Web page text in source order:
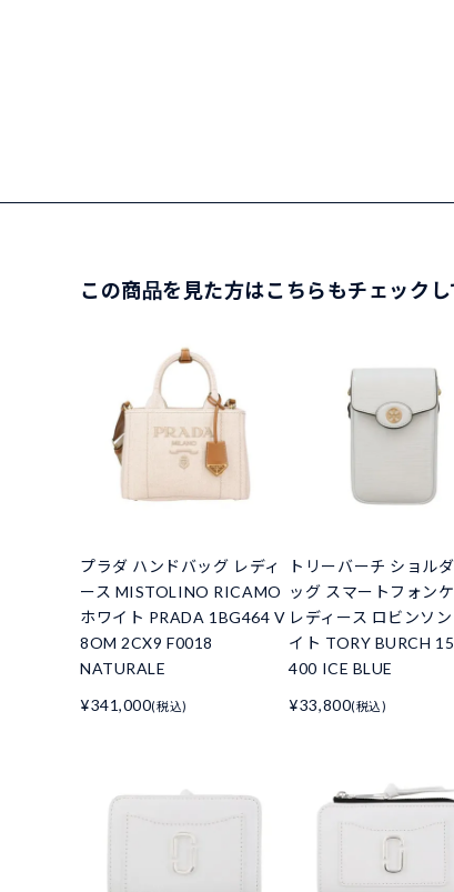
この商品を見た方はこちらもチェック
プラダ ハンドバッグ レディ
ース MISTOLINO RICAMO
ホワイト PRADA 1BG464 V
8OM 2CX9 F0018
NATURALE
¥341,000(税込)
トリーバーチ ショル
ッグ スマートフォン
レディース ロビンソ
イト TORY BURCH
400 ICE BLUE
¥33,800(税込)